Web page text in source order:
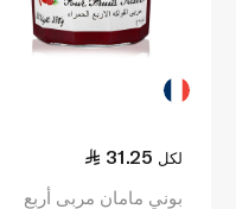
31.25 لكل
بوني مامان مربى أربع